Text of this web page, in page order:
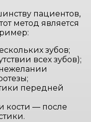
пациентов,
метод является
зубов;
всех зубов);
передней
кости — после